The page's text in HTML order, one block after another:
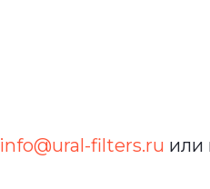
info@ural-filters.ru или